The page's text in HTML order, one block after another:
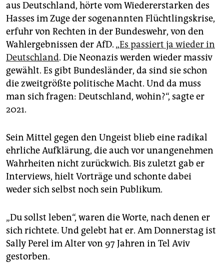
aus Deutschland, hörte vom Wiedererstarken des
Hasses im Zuge der sogenannten Flüchtlingskrise,
erfuhr von Rechten in der Bundeswehr, von den
Wahlergebnissen der AfD. „Es passiert ja wieder in
Deutschland. Die Neonazis werden wieder massiv
gewählt. Es gibt Bundesländer, da sind sie schon
die zweitgrößte politische Macht. Und da muss
man sich fragen: Deutschland, wohin?“, sagte er
2021.
Sein Mittel gegen den Ungeist blieb eine radikal
ehrliche Aufklärung, die auch vor unangenehmen
Wahrheiten nicht zurückwich. Bis zuletzt gab er
Interviews, hielt Vorträge und schonte dabei
weder sich selbst noch sein Publikum.
„Du sollst leben“, waren die Worte, nach denen er
sich richtete. Und gelebt hat er. Am Donnerstag ist
Sally Perel im Alter von 97 Jahren in Tel Aviv
gestorben.